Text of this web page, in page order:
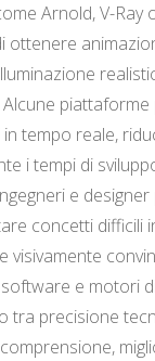
Arnold, V-Ray
ottenere
Alcune
in tempo reale,
i tempi di
e
concetti difficili
visivamente
e motori
tra precisione